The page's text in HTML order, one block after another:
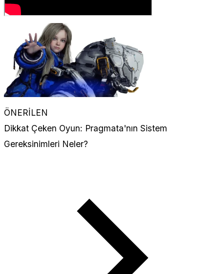
ÖNERİLEN
Dikkat Çeken Oyun: Pragmata'nın Sistem
Gereksinimleri Neler?